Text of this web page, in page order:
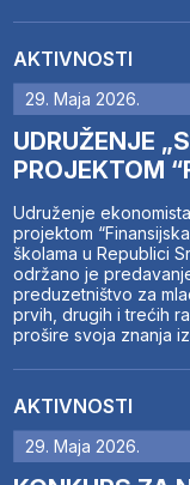
AKTIVNOSTI
29. Maja 2026.
UDRUŽENJE
PROJEKTOM
Udruženje
projektom
školama u Republici
održano je
preduzetništvo za
prvih, drugih i trećih
prošire svoja znanja
AKTIVNOSTI
29. Maja 2026.